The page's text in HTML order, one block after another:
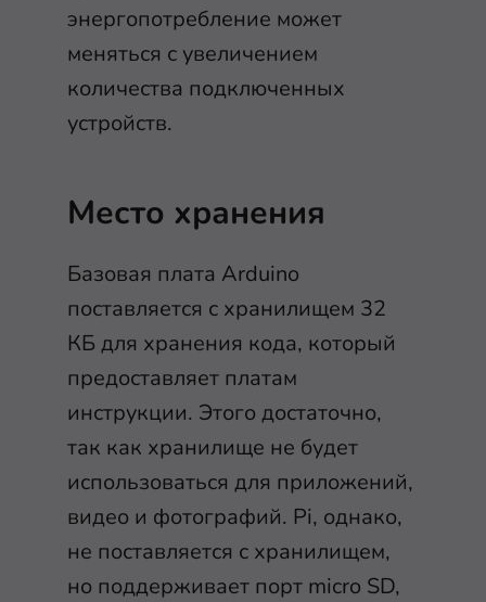
энергопотребление может
меняться с увеличением
количества подключенных
устройств.
Место хранения
Базовая плата Arduino
поставляется с хранилищем 32
КБ для хранения кода, который
предоставляет платам
инструкции. Этого достаточно,
так как хранилище не будет
использоваться для приложений,
видео и фотографий. Pi, однако,
не поставляется с хранилищем,
но поддерживает порт micro SD,